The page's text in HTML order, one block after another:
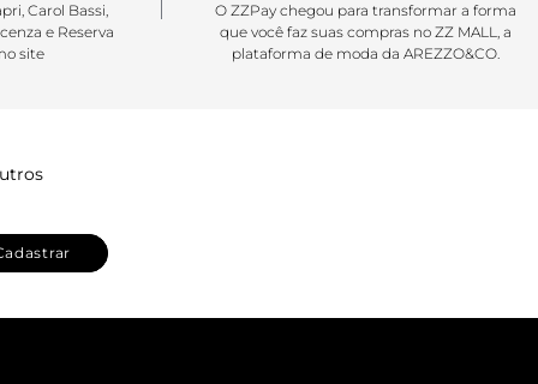
Carol Bassi,
e Reserva
site
O ZZPay chegou para transformar a forma
que você faz suas compras no ZZ MALL, a
plataforma de moda da AREZZO&CO.